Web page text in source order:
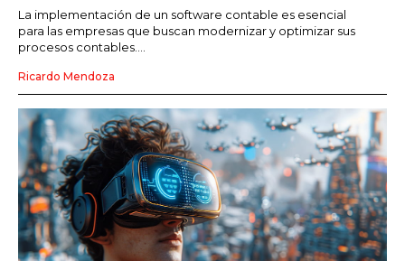
La implementación de un software contable es esencial
para las empresas que buscan modernizar y optimizar sus
procesos contables....
Ricardo Mendoza